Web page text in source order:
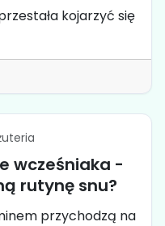
kojarzyć się
wcześniaka -
rutynę snu?
przychodzą na